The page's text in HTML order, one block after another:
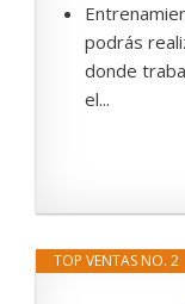
podrás
donde
el...
TOP VENTAS NO. 2